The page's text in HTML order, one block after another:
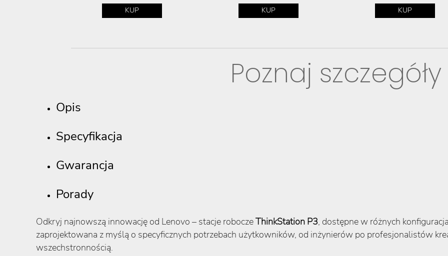
KUP KUP KUP
Poznaj szczegóły
Opis
Specyfikacja
Gwarancja
Porady
Odkryj najnowszą innowację od Lenovo – stacje roboczeThinkStation P3, dostępne w różnych
zaprojektowana z myślą o specyficznych potrzebach użytkowników, od inżynierów po profesjonalistów
wszechstronnością.